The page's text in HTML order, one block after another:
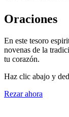
Oraciones
En este tesoro
novenas de la
tu corazón.
Haz clic abajo y
Rezar ahora